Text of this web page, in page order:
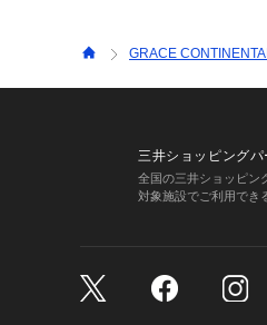
GRACE
三井ショッピングパ
全国の三井ショッピン
対象施設でご利用でき